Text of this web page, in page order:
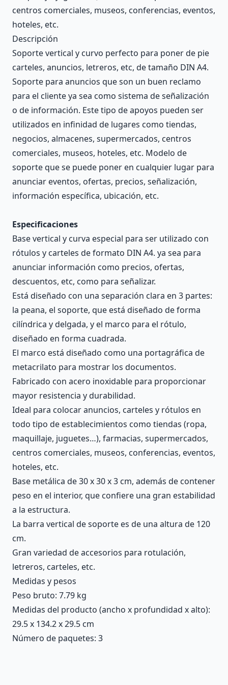
centros comerciales, museos, conferencias, eventos,
hoteles, etc.
Descripción
Soporte vertical y curvo perfecto para poner de pie
carteles, anuncios, letreros, etc, de tamaño DIN A4.
Soporte para anuncios que son un buen reclamo
para el cliente ya sea como sistema de señalización
o de información. Este tipo de apoyos pueden ser
utilizados en infinidad de lugares como tiendas,
negocios, almacenes, supermercados, centros
comerciales, museos, hoteles, etc. Modelo de
soporte que se puede poner en cualquier lugar para
anunciar eventos, ofertas, precios, señalización,
información específica, ubicación, etc.
Especificaciones
Base vertical y curva especial para ser utilizado con
rótulos y carteles de formato DIN A4. ya sea para
anunciar información como precios, ofertas,
descuentos, etc, como para señalizar.
Está diseñado con una separación clara en 3 partes:
la peana, el soporte, que está diseñado de forma
cilíndrica y delgada, y el marco para el rótulo,
diseñado en forma cuadrada.
El marco está diseñado como una portagráfica de
metacrilato para mostrar los documentos.
Fabricado con acero inoxidable para proporcionar
mayor resistencia y durabilidad.
Ideal para colocar anuncios, carteles y rótulos en
todo tipo de establecimientos como tiendas (ropa,
maquillaje, juguetes…), farmacias, supermercados,
centros comerciales, museos, conferencias, eventos,
hoteles, etc.
Base metálica de 30 x 30 x 3 cm, además de contener
peso en el interior, que confiere una gran estabilidad
a la estructura.
La barra vertical de soporte es de una altura de 120
cm.
Gran variedad de accesorios para rotulación,
letreros, carteles, etc.
Medidas y pesos
Peso bruto: 7.79 kg
Medidas del producto (ancho x profundidad x alto):
29.5 x 134.2 x 29.5 cm
Número de paquetes: 3